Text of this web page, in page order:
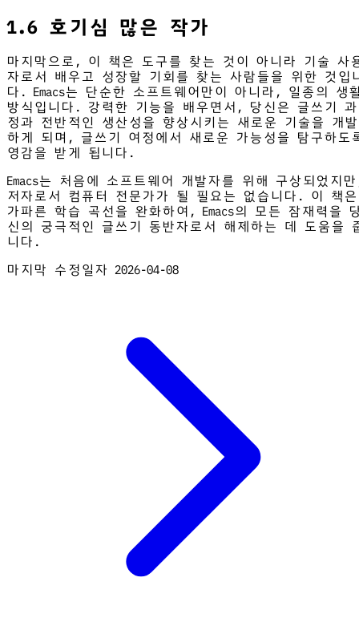
1.6 호기심 많은 작가
마지막으로, 이 책은 도구를 찾는 것이 아니라 기술 사
자로서 배우고 성장할 기회를 찾는 사람들을 위한 것입
다. Emacs는 단순한 소프트웨어만이 아니라, 일종의 생
방식입니다. 강력한 기능을 배우면서, 당신은 글쓰기 과
정과 전반적인 생산성을 향상시키는 새로운 기술을 개발
하게 되며, 글쓰기 여정에서 새로운 가능성을 탐구하도
영감을 받게 됩니다.
Emacs는 처음에 소프트웨어 개발자를 위해 구상되었지
저자로서 컴퓨터 전문가가 될 필요는 없습니다. 이 책은
가파른 학습 곡선을 완화하여, Emacs의 모든 잠재력을
신의 궁극적인 글쓰기 동반자로서 해제하는 데 도움을
니다.
마지막 수정일자 2026-04-08